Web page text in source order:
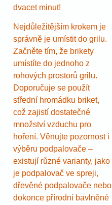
dvacet minut!
Nejdůležitějším krokem je
správně je umístit do grilu.
Začněte tím, že brikety
umístíte do jednoho z
rohových prostorů grilu.
Doporučuje se použít
střední hromádku briket,
což zajistí dostatečné
množství vzduchu pro
hoření. Věnujte pozornost i
výběru podpalovače –
existují různé varianty, jako
je podpalovač ve spreji,
dřevěné podpalovače nebo
dokonce přírodní bavlněné